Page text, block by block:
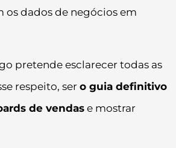
os dados de negócios em
pretende esclarecer todas as
respeito, ser o guia definitivo
de vendas e mostrar